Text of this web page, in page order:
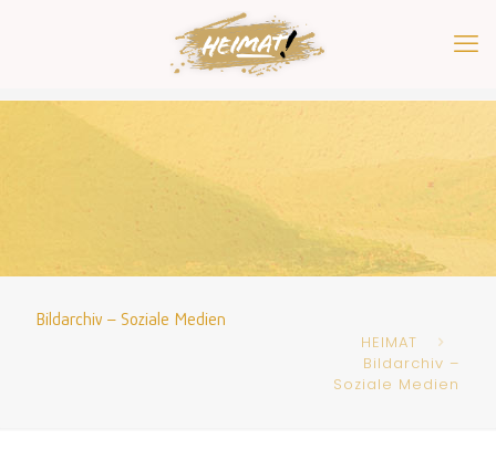
Bildarchiv – Soziale Medien
HEIMAT
Bildarchiv –
Soziale Medien